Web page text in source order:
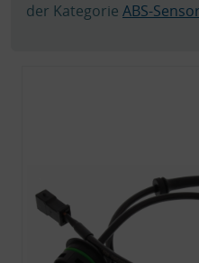
der Kategorie ABS-Sensor